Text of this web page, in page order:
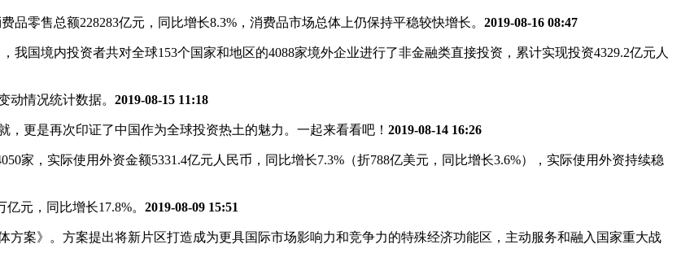
零售总额228283亿元，同比增长8.3%，消费品市场总体上仍保持平稳较快增长。 2019-08-16 08:47
我国境内投资者共对全球153个国家和地区的4088家境外企业进行了非金融类直接投资，累计实现投资4329.2亿元人
动情况统计数据。 2019-08-15 11:18
更是再次印证了中国作为全球投资热土的魅力。一起来看看吧！ 2019-08-14 16:26
家，实际使用外资金额5331.4亿元人民币，同比增长7.3%（折788亿美元，同比增长3.6%），实际使用外资持续稳
元，同比增长17.8%。 2019-08-09 15:51
案》。方案提出将新片区打造成为更具国际市场影响力和竞争力的特殊经济功能区，主动服务和融入国家重大战